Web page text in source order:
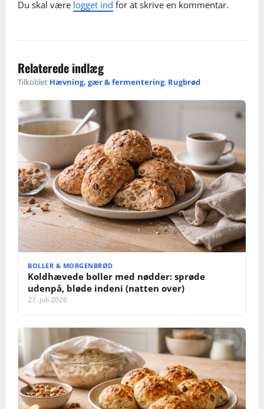
Du skal være logget ind for at skrive en kommentar.
Relaterede indlæg
Tilkoblet Hævning, gær & fermentering, Rugbrød
BOLLER & MORGENBRØD
Koldhævede boller med nødder: sprøde
udenpå, bløde indeni (natten over)
27. juli 2026